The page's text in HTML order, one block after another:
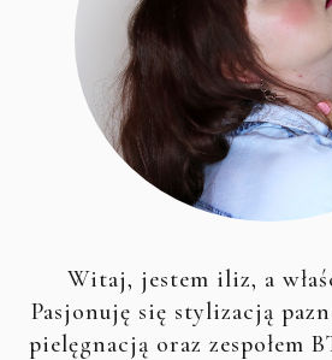
Witaj, jestem iliz, a
Pasjonuję się stylizacją
pielęgnacją oraz zespołem